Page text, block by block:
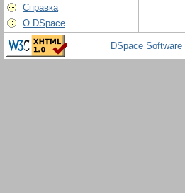
Справка
О DSpace
DSpace Software